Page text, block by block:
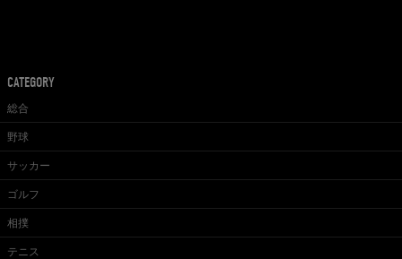
CATEGORY
総合
野球
サッカー
ゴルフ
相撲
テニス